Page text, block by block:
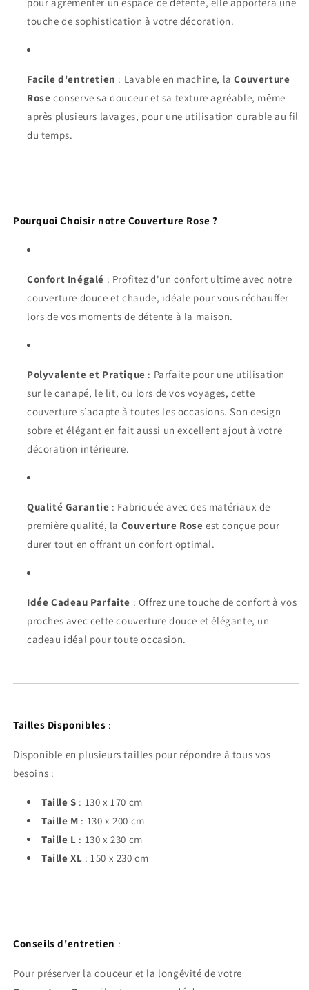
touche de sophistication à votre décoration.
Facile d'entretien : Lavable en machine, laCouverture
Rose conserve sa douceur et sa texture agréable, même
après plusieurs lavages, pour une utilisation durable au fil
du temps.
Pourquoi Choisir notre Couverture Rose ?
Confort Inégalé : Profitez d'un confort ultime avec notre
couverture douce et chaude, idéale pour vous réchauffer
lors de vos moments de détente à la maison.
Polyvalente et Pratique : Parfaite pour une utilisation
sur le canapé, le lit, ou lors de vos voyages, cette
couverture s’adapte à toutes les occasions. Son design
sobre et élégant en fait aussi un excellent ajout à votre
décoration intérieure.
Qualité Garantie : Fabriquée avec des matériaux de
première qualité, la Couverture Rose est conçue pour
durer tout en offrant un confort optimal.
Idée Cadeau Parfaite : Offrez une touche de confort à vos
proches avec cette couverture douce et élégante, un
cadeau idéal pour toute occasion.
Tailles Disponibles :
Disponible en plusieurs tailles pour répondre à tous vos
besoins :
Taille S : 130 x 170 cm
Taille M : 130 x 200 cm
Taille L : 130 x 230 cm
Taille XL : 150 x 230 cm
Conseils d'entretien :
Pour préserver la douceur et la longévité de votre